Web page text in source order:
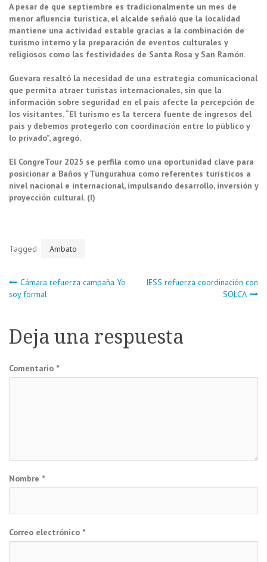
A pesar de que septiembre es tradicionalmente un mes de
menor afluencia turística, el alcalde señaló que la localidad
mantiene una actividad estable gracias a la combinación de
turismo interno y la preparación de eventos culturales y
religiosos como las festividades de Santa Rosa y San Ramón.
Guevara resaltó la necesidad de una estrategia comunicacional
que permita atraer turistas internacionales, sin que la
información sobre seguridad en el país afecte la percepción de
los visitantes. “El turismo es la tercera fuente de ingresos del
país y debemos protegerlo con coordinación entre lo público y
lo privado”, agregó.
El CongreTour 2025 se perfila como una oportunidad clave para
posicionar a Baños y Tungurahua como referentes turísticos a
nivel nacional e internacional, impulsando desarrollo, inversión y
proyección cultural. (I)
Tagged Ambato
Navegación
entradas
Cámara refuerza campaña Yo
soy formal
IESS refuerza coordinación con
SOLCA
Deja una respuesta
Comentario *
Nombre *
Correo electrónico *